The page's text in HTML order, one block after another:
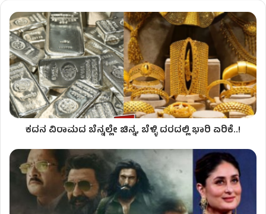
ಕದನ ವಿರಾಮದ ಬೆನ್ನಲ್ಲೇ ಚಿನ್ನ, ಬೆಳ್ಳಿ ದರದಲ್ಲಿ ಭಾರಿ ಏರಿಕೆ..!